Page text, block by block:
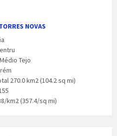
NOVAS
Tejo
270.0 km2 (104.2 sq mi)
km2 (357.4/sq mi)